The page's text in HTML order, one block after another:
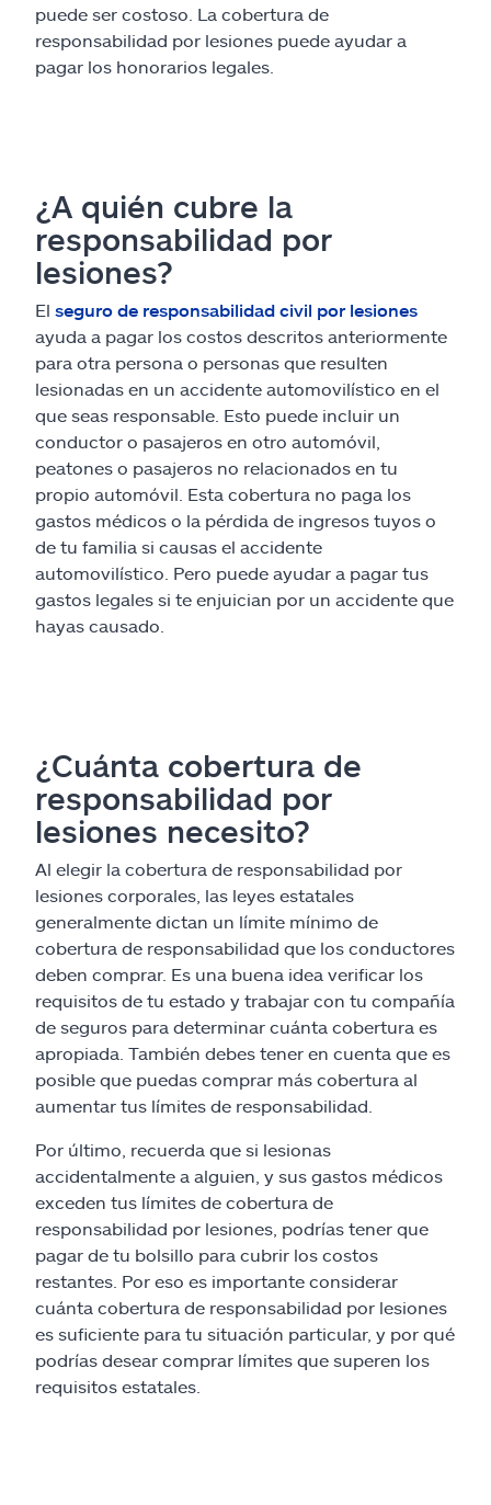
puede ser costoso. La cobertura de
responsabilidad por lesiones puede ayudar a
pagar los honorarios legales.
¿A quién cubre la
responsabilidad por
lesiones?
El seguro de responsabilidad civil por lesiones
ayuda a pagar los costos descritos anteriormente
para otra persona o personas que resulten
lesionadas en un accidente automovilístico en el
que seas responsable. Esto puede incluir un
conductor o pasajeros en otro automóvil,
peatones o pasajeros no relacionados en tu
propio automóvil. Esta cobertura no paga los
gastos médicos o la pérdida de ingresos tuyos o
de tu familia si causas el accidente
automovilístico. Pero puede ayudar a pagar tus
gastos legales si te enjuician por un accidente que
hayas causado.
¿Cuánta cobertura de
responsabilidad por
lesiones necesito?
Al elegir la cobertura de responsabilidad por
lesiones corporales, las leyes estatales
generalmente dictan un límite mínimo de
cobertura de responsabilidad que los conductores
deben comprar. Es una buena idea verificar los
requisitos de tu estado y trabajar con tu compañía
de seguros para determinar cuánta cobertura es
apropiada. También debes tener en cuenta que es
posible que puedas comprar más cobertura al
aumentar tus límites de responsabilidad.
Por último, recuerda que si lesionas
accidentalmente a alguien, y sus gastos médicos
exceden tus límites de cobertura de
responsabilidad por lesiones, podrías tener que
pagar de tu bolsillo para cubrir los costos
restantes. Por eso es importante considerar
cuánta cobertura de responsabilidad por lesiones
es suficiente para tu situación particular, y por qué
podrías desear comprar límites que superen los
requisitos estatales.